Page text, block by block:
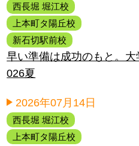
西長堀 堀江校
上本町タ陽丘校
新石切駅前校
早い準備は成功のもと。
026夏
2026年07月14日
西長堀 堀江校
上本町タ陽丘校